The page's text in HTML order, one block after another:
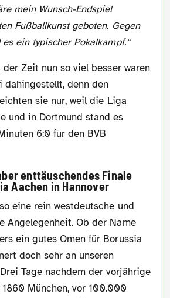
mein Wunsch-Endspiel
Fußballkunst geboten. Gegen
ein typischer Pokalkampf.“
dahingestellt, denn den
sie nur, weil die Liga
und in Dortmund stand es
6:0 für den BVB
enttäuschendes Finale
Aachen in Hannover
Angelegenheit. Ob der Name
ein gutes Omen für Borussia
doch sehr an unseren
Tage nachdem der vorjährige
1860 München, vor 100.000